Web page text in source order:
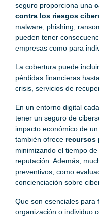
seguro proporciona una
contra los riesgos
malware, phishing,
pueden tener
empresas como para
La cobertura puede
pérdidas financieras
crisis, servicios de
En un entorno digital
tener un seguro de
impacto económico de
también ofrece recursos
minimizando el tiempo
reputación. Además,
preventivos, como
concienciación sobre
Que son esenciales para
organización o individuo